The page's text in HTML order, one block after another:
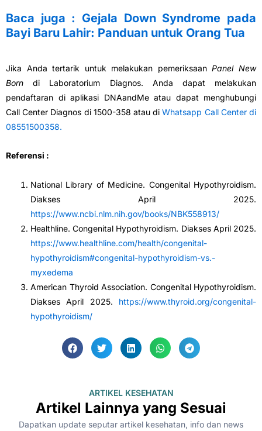
Baca juga : Gejala Down Syndrome pada
Bayi Baru Lahir: Panduan untuk Orang Tua
Jika Anda tertarik untuk melakukan pemeriksaanPanel New
Born di Laboratorium Diagnos. Anda dapat melakukan
pendaftaran di aplikasi DNAandMe atau dapat menghubungi
Call Center Diagnos di 1500-358 atau diWhatsapp Call Center di
08551500358.
Referensi :
National Library of Medicine. Congenital Hypothyroidism.
Diakses April 2025.
https://www.ncbi.nlm.nih.gov/books/NBK558913/
Healthline. Congenital Hypothyroidism. Diakses April 2025.
https://www.healthline.com/health/congenital-
hypothyroidism#congenital-hypothyroidism-vs.-
myxedema
American Thyroid Association. Congenital Hypothyroidism.
Diakses April 2025. https://www.thyroid.org/congenital-
hypothyroidism/
ARTIKEL KESEHATAN
Artikel Lainnya yang Sesuai
Dapatkan update seputar artikel kesehatan, info dan news